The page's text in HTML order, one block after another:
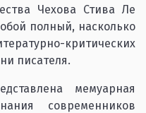
Чехова Стива Ле
полный, насколько
критических
писателя.
мемуарная
современников